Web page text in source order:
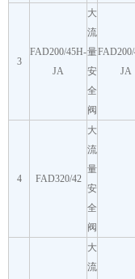
3
FAD200/45H-
JA
大
流
量
安
全
阀
JA
4 FAD320/42
大
流
量
安
全
阀
大
流